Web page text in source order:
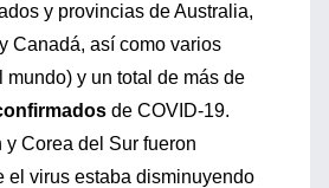
y provincias de Australia,
Canadá, así como varios
mundo) y un total de más de
de COVID-19.
y Corea del Sur fueron
el virus estaba disminuyendo